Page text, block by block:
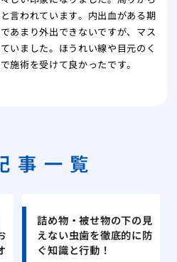
言われています。内出血がある期
あまり外出できないですが、マス
いました。ほうれい線や目元のく
施術を受けて良かったです。
事一覧
詰め物・被せ物の下の見
えない虫歯を徹底的に防
ぐ知識と行動！